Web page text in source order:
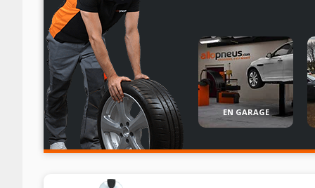
EN GARAGE